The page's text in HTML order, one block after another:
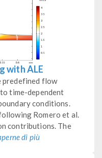
with ALE
predefined flow
time-dependent
conditions.
Romero et al.
contributions. The
di più